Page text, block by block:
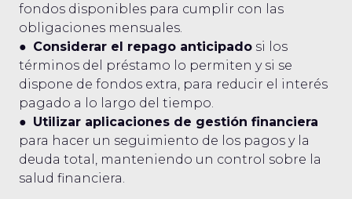
fondos disponibles para cumplir con las
obligaciones mensuales.
● Considerar el repago anticipado si los
términos del préstamo lo permiten y si se
dispone de fondos extra, para reducir el interés
pagado a lo largo del tiempo.
● Utilizar aplicaciones de gestión financiera
para hacer un seguimiento de los pagos y la
deuda total, manteniendo un control sobre la
salud financiera.